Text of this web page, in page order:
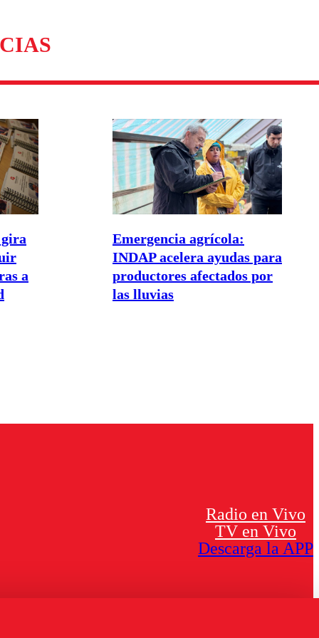
a
Emergencia agrícola:
INDAP acelera ayudas para
productores afectados por
las lluvias
Radio en Vivo
TV en Vivo
Descarga la APP